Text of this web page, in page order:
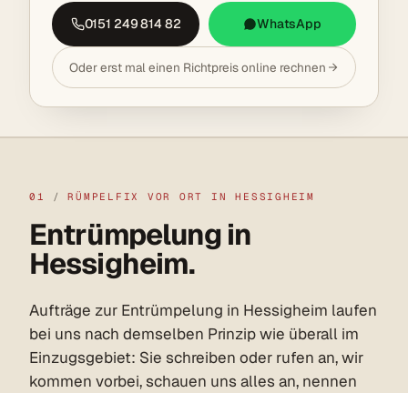
0151 249 814 82
WhatsApp
Oder erst mal einen Richtpreis online rechnen
01 / RÜMPELFIX VOR ORT IN HESSIGHEIM
Entrümpelung in
Hessigheim.
Aufträge zur Entrümpelung in Hessigheim laufen
bei uns nach demselben Prinzip wie überall im
Einzugsgebiet: Sie schreiben oder rufen an, wir
kommen vorbei, schauen uns alles an, nennen